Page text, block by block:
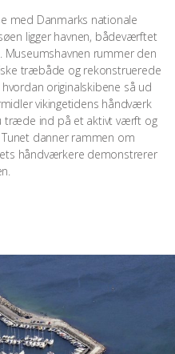
med Danmarks nationale
ligger havnen, bådeværftet
Museumshavnen rummer den
træbåde og rekonstruerede
originalskibene så ud
vikingetidens håndværk
træde ind på et aktivt værft og
danner rammen om
håndværkere demonstrerer